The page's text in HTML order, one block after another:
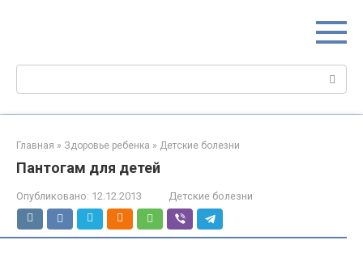
Поиск:
Главная » Здоровье ребенка » Детские болезни
Пантогам для детей
Опубликовано: 12.12.2013 Детские болезни